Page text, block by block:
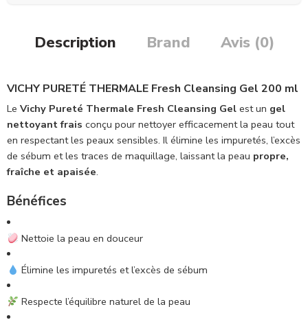
Description Brand Avis (0)
VICHY PURETÉ THERMALE Fresh Cleansing Gel 200 ml
Le Vichy Pureté Thermale Fresh Cleansing Gel est un gel
nettoyant frais conçu pour nettoyer efficacement la peau tout
en respectant les peaux sensibles. Il élimine les impuretés, l’excès
de sébum et les traces de maquillage, laissant la peau propre,
fraîche et apaisée.
Bénéfices
Nettoie la peau en douceur
Élimine les impuretés et l’excès de sébum
Respecte l’équilibre naturel de la peau